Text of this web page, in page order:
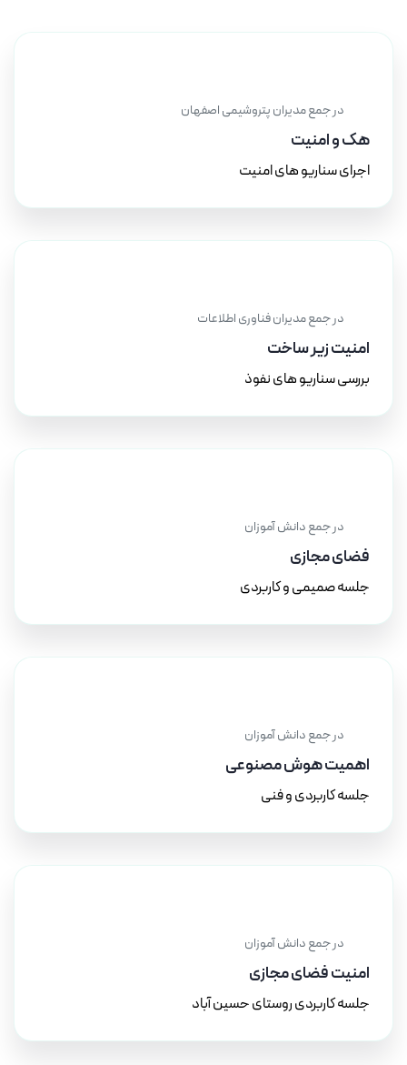
در جمع مدیران پتروشیمی اصفهان
هک و امنیت
اجرای سناریو های امنیت
در جمع مدیران فناوری اطلاعات
امنیت زیر ساخت
بررسی سناریو های نفوذ
در جمع دانش آموزان
فضای مجازی
جلسه صمیمی و کاربردی
در جمع دانش آموزان
اهمیت هوش مصنوعی
جلسه کاربردی و فنی
در جمع دانش آموزان
امنیت فضای مجازی
جلسه کاربردی روستای حسین آباد